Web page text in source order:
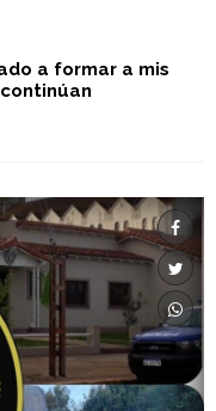
a formar a mis